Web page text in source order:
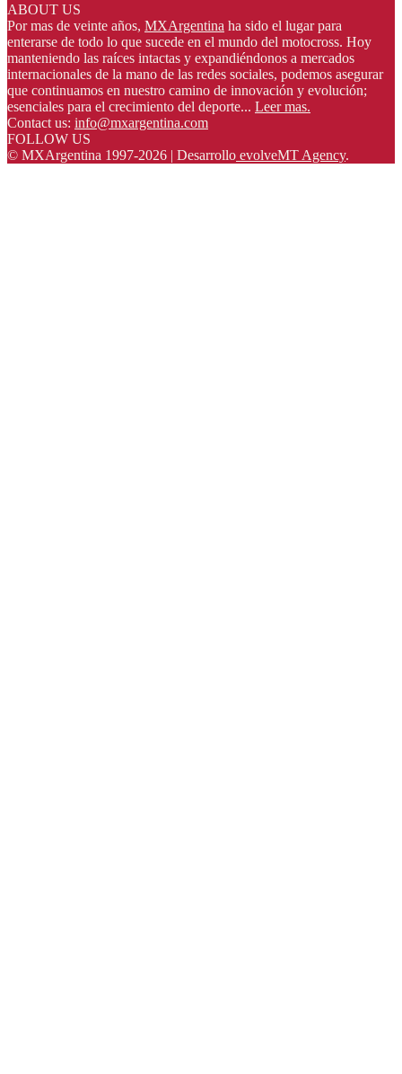
ABOUT US
Por mas de veinte años, MXArgentina ha sido el lugar para
enterarse de todo lo que sucede en el mundo del motocross. Hoy
manteniendo las raíces intactas y expandiéndonos a mercados
internacionales de la mano de las redes sociales, podemos asegurar
que continuamos en nuestro camino de innovación y evolución;
esenciales para el crecimiento del deporte... Leer mas.
Contact us: info@mxargentina.com
FOLLOW US
© MXArgentina 1997-2026 | Desarrollo evolveMT Agency.